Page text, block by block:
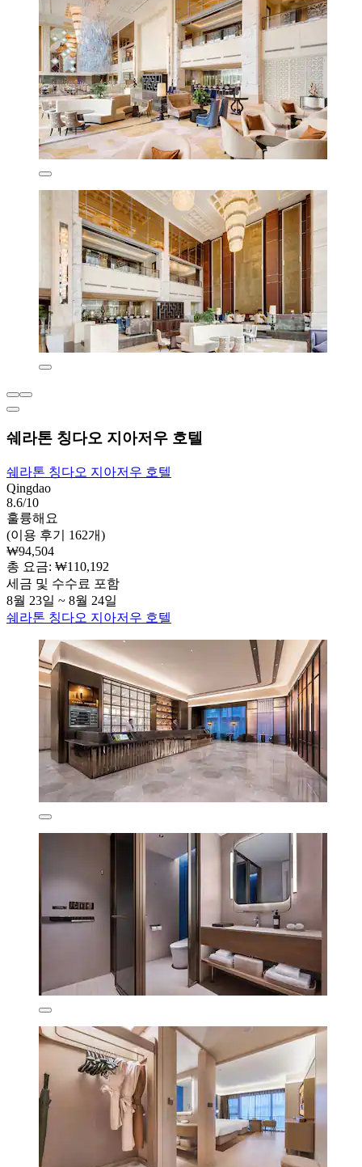
쉐라톤 칭다오 지아저우 호텔
쉐라톤 칭다오 지아저우 호텔
Qingdao
8.6/10
훌륭해요
(이용 후기 162개)
₩94,504
총 요금: ₩110,192
세금 및 수수료 포함
8월 23일 ~ 8월 24일
쉐라톤 칭다오 지아저우 호텔